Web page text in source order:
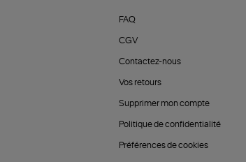
FAQ
CGV
Contactez-nous
Vos retours
Supprimer mon compte
Politique de confidentialité
Préférences de cookies